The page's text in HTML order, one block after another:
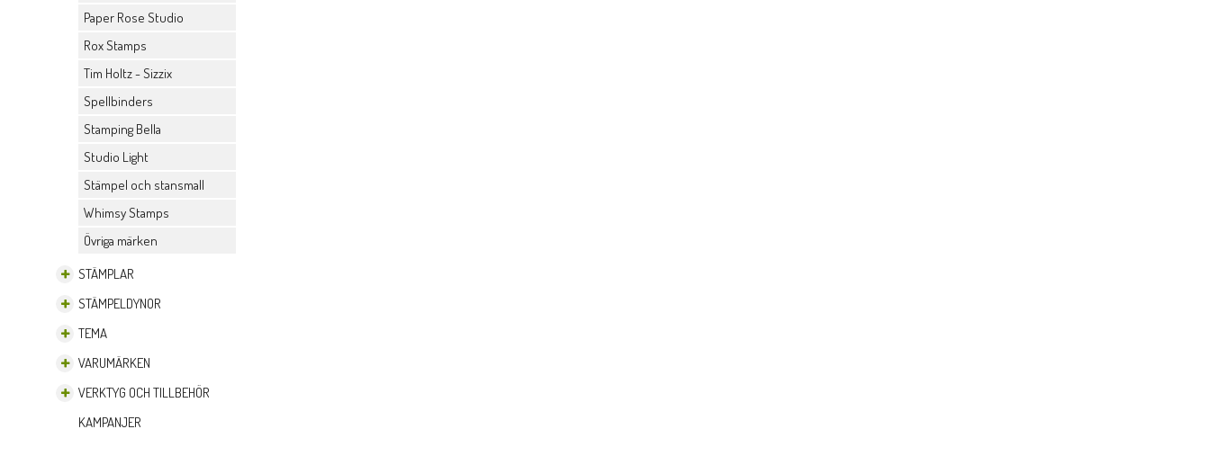
Paper Rose Studio
Rox Stamps
Tim Holtz - Sizzix
Spellbinders
Stamping Bella
Studio Light
Stämpel och stansmall
Whimsy Stamps
Övriga märken
STÄMPLAR
STÄMPELDYNOR
TEMA
VARUMÄRKEN
VERKTYG OCH TILLBEHÖR
KAMPANJER